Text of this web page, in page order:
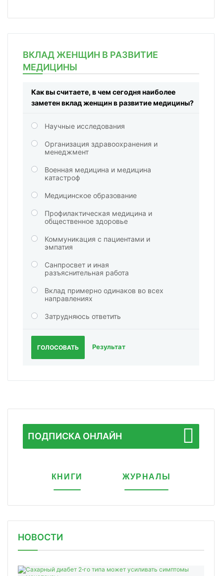
ВКЛАД ЖЕНЩИН В РАЗВИТИЕ
МЕДИЦИНЫ
Как вы считаете, в чем сегодня наиболее
заметен вклад женщин в развитие медицины?
Научные исследования
Организация здравоохранения и
менеджмент
Военная медицина и медицина
катастроф
Медицинское образование
Профилактическая медицина и
общественное здоровье
Коммуникация с пациентами и
эмпатия
Санпросвет и иная
разъяснительная работа
Вклад примерно одинаков во всех
направлениях
Затрудняюсь ответить
ГОЛОСОВАТЬ Результат
ПОДПИСКА ОНЛАЙН
КНИГИ ЖУРНАЛЫ
НОВОСТИ